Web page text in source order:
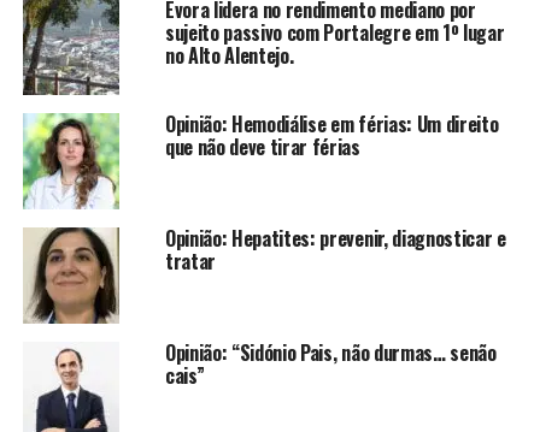
Évora lidera no rendimento mediano por
sujeito passivo com Portalegre em 1º lugar
no Alto Alentejo.
Opinião: Hemodiálise em férias: Um direito
que não deve tirar férias
Opinião: Hepatites: prevenir, diagnosticar e
tratar
Opinião: “Sidónio Pais, não durmas… senão
cais”